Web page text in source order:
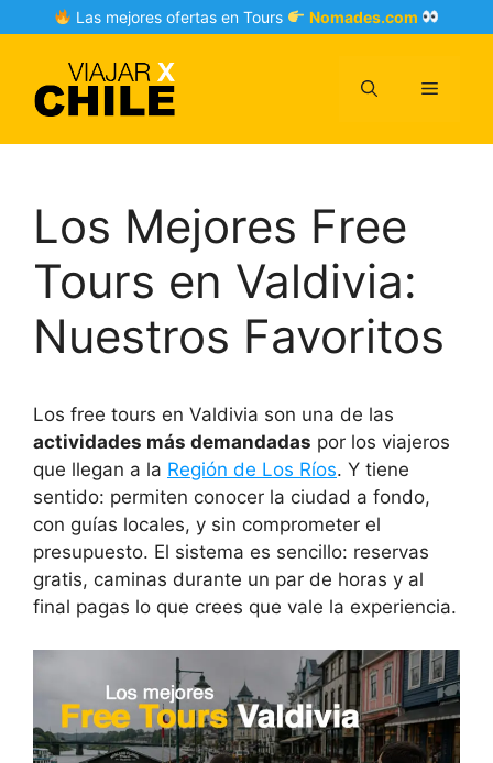
to
Las mejores ofertas en Tours Nomades.com
Menu
Los Mejores Free
Tours en Valdivia:
Nuestros Favoritos
Los free tours en Valdivia son una de las
actividades más demandadas por los viajeros
que llegan a la Región de Los Ríos. Y tiene
sentido: permiten conocer la ciudad a fondo,
con guías locales, y sin comprometer el
presupuesto. El sistema es sencillo: reservas
gratis, caminas durante un par de horas y al
final pagas lo que crees que vale la experiencia.